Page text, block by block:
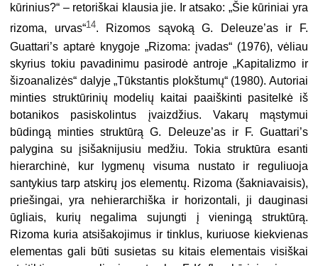
kūrinius?“ – retoriškai klausia jie. Ir atsako: „Šie kūriniai yra
rizoma, urvas“14. Rizomos sąvoką G. Deleuze’as ir F.
Guattari’s aptarė knygoje „Rizoma: įvadas“ (1976), vėliau
skyrius tokiu pavadinimu pasirodė antroje „Kapitalizmo ir
šizoanalizės“ dalyje „Tūkstantis plokštumų“ (1980). Autoriai
minties struktūrinių modelių kaitai paaiškinti pasitelkė iš
botanikos pasiskolintus įvaizdžius. Vakarų mąstymui
būdingą minties struktūrą G. Deleuze’as ir F. Guattari’s
palygina su įsišaknijusiu medžiu. Tokia struktūra esanti
hierarchinė, kur lygmenų visuma nustato ir reguliuoja
santykius tarp atskirų jos elementų. Rizoma (šakniavaisis),
priešingai, yra nehierarchiška ir horizontali, ji dauginasi
ūgliais, kurių negalima sujungti į vieningą struktūrą.
Rizoma kuria atsišakojimus ir tinklus, kuriuose kiekvienas
elementas gali būti susietas su kitais elementais visiškai